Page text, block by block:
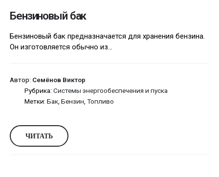
Бензиновый бак
Бензиновый бак предназначается для хранения бензина.
Он изготовляется обычно из...
Автор: Семёнов Виктор
Рубрика: Системы энергообеспечения и пуска
Метки: Бак Бензин Топливо
ЧИТАТЬ